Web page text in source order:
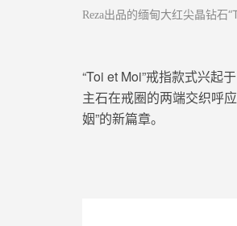
Reza出品的缅甸大红尖晶钻石
“Toi et Moi”戒指款式兴起
主石在戒圈的两端交织呼应
姻”的新篇章。